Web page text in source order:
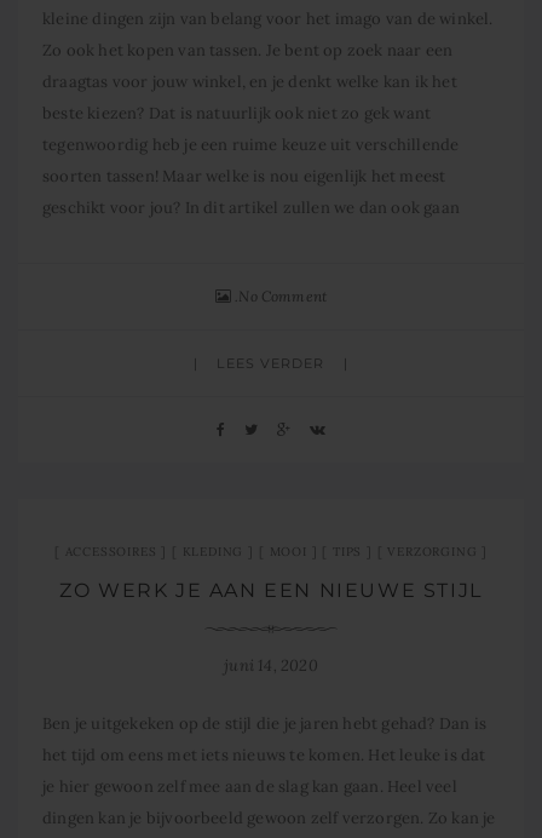
kleine dingen zijn van belang voor het imago van de winkel.
Zo ook het kopen van tassen. Je bent op zoek naar een
draagtas voor jouw winkel, en je denkt welke kan ik het
beste kiezen? Dat is natuurlijk ook niet zo gek want
tegenwoordig heb je een ruime keuze uit verschillende
soorten tassen! Maar welke is nou eigenlijk het meest
geschikt voor jou? In dit artikel zullen we dan ook gaan
No Comment
LEES VERDER
ACCESSOIRES KLEDING MOOI TIPS VERZORGING
ZO WERK JE AAN EEN NIEUWE STIJL
juni 14, 2020
Ben je uitgekeken op de stijl die je jaren hebt gehad? Dan is
het tijd om eens met iets nieuws te komen. Het leuke is dat
je hier gewoon zelf mee aan de slag kan gaan. Heel veel
dingen kan je bijvoorbeeld gewoon zelf verzorgen. Zo kan je